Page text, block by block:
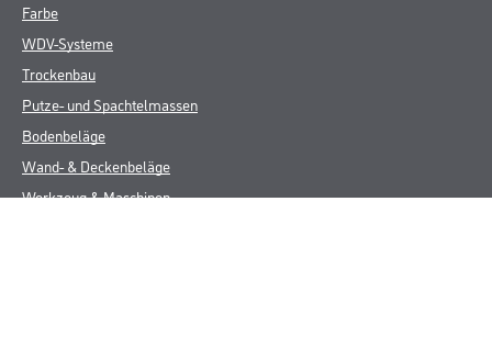
Farbe
WDV-Systeme
Trockenbau
Putze- und Spachtelmassen
Bodenbeläge
Wand- & Deckenbeläge
Werkzeug & Maschinen